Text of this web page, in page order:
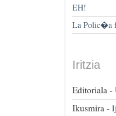
EH!
La Polic�a
Iritzia
Editoriala -
Ikusmira -